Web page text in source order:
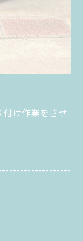
付け作業をさせ